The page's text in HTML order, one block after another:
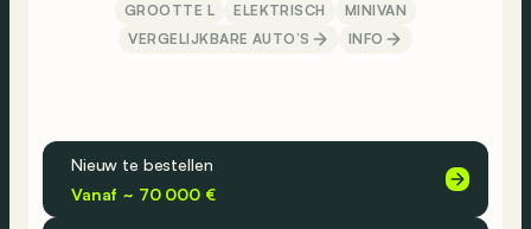
GROOTTE L ELEKTRISCH
MINIVAN
VERGELIJKBARE AUTO’S
INFO
Nieuw te bestellen
Vanaf ~ 70 000 €